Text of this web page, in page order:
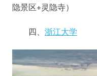
隐景区+灵隐寺）
四、 浙江大学